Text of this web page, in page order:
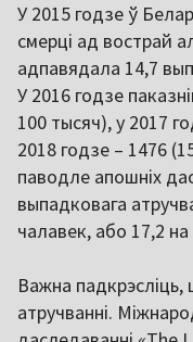
У 2015 годзе ў
смерці ад вострай
адпавядала 14,7
У 2016 годзе
100 тысяч), у 2017
2018 годзе – 1476
паводле апошніх
выпадковага
чалавек, або 17,2
Важна падкрэсліць,
атручванні.